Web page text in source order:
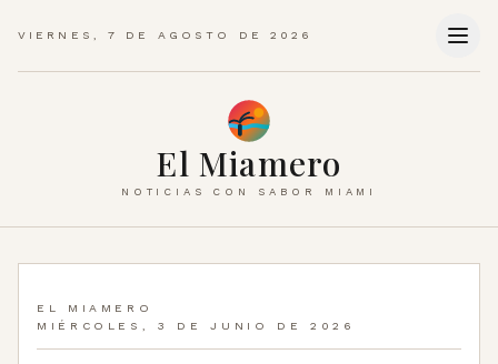
VIERNES, 7 DE AGOSTO DE 2026
El Miamero
NOTICIAS CON SABOR MIAMI
EL MIAMERO
MIÉRCOLES, 3 DE JUNIO DE 2026